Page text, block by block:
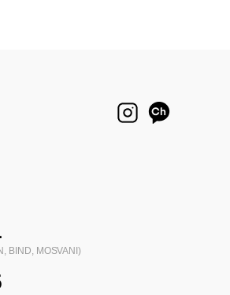
BIND, MOSVANI)